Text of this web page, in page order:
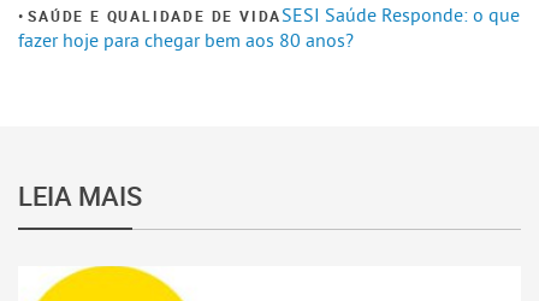
SAÚDE E QUALIDADE DE VIDASESI Saúde Responde: o que
fazer hoje para chegar bem aos 80 anos?
LEIA MAIS